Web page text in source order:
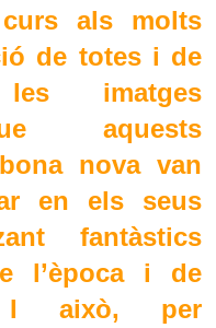
als molts
de totes i de
imatges
aquests
nova van
en els seus
fantàstics
l’època i de
I això, per